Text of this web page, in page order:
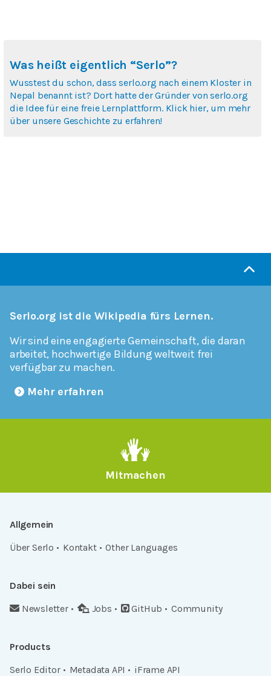
Was heißt eigentlich “Serlo”?
Wusstest du schon, dass serlo.org nach einem Kloster in
Nepal benannt ist? Dort hatte der Gründer von serlo.org
die Idee für eine freie Lernplattform. Klick hier, um mehr
über unsere Geschichte zu erfahren!
Serlo.org ist die Wikipedia fürs Lernen.
Wir sind eine engagierte Gemeinschaft, die daran
arbeitet, hochwertige Bildung weltweit frei
verfügbar zu machen.
Mehr erfahren
Mitmachen
Allgemein
Über Serlo
Kontakt Other Languages
Dabei sein
Newsletter
Jobs GitHub Community
Products
Serlo Editor
Metadata API iFrame API